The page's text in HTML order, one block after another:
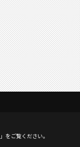
」をご覧ください。